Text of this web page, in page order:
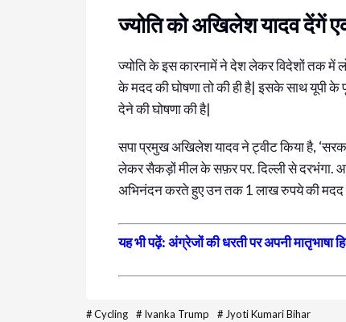
ज्योति को अखिलेश यादव देंगें
ज्योति के इस कारनामें ने देश लेकर विदेशों तक में
के मदद की घोषणा तो की ही है| इसके साथ यूपी के
देने की घोषणा की है|
सपा प्रमुख अखिलेश यादव ने ट्वीट किया है,
लेकर सैकड़ों मील के सफ़र पर. दिल्ली से दरभंगा.
अभिनंदन करते हुए उन तक 1 लाख रुपये की मदद
यह भी पढ़ें: अंग्रेजों की धरती पर अपनी मातृभाषा
#Cycling # Ivanka Trump # Jyoti Kumari Bihar